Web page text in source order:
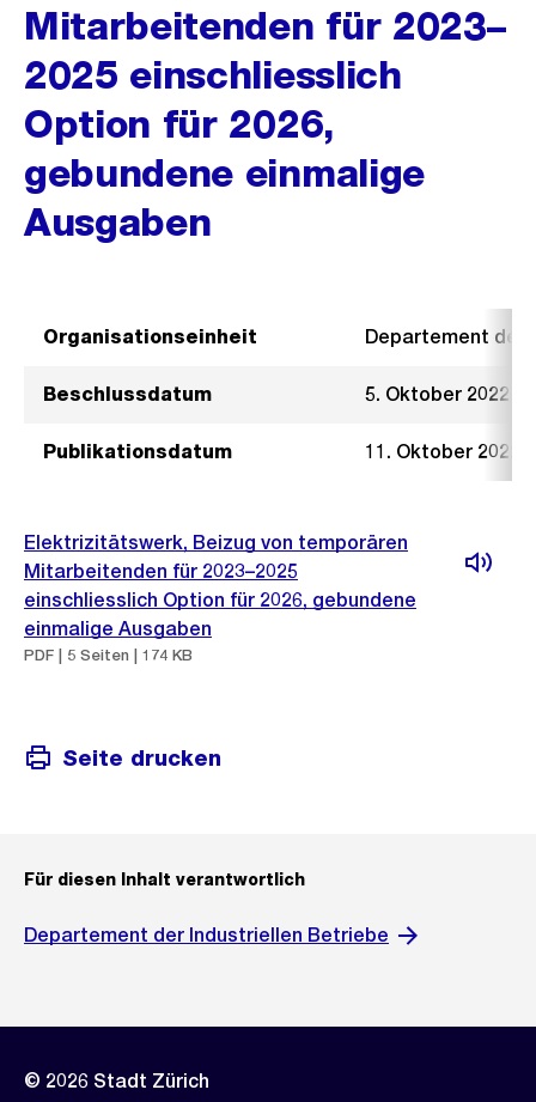
Mitarbeitenden für 2023–
2025 einschliesslich
Option für 2026,
gebundene einmalige
Ausgaben
Organisationseinheit Departement der
Beschlussdatum 5. Oktober 2022
Publikationsdatum 11. Oktober 2022
Elektrizitätswerk, Beizug von temporären
Mitarbeitenden für 2023–2025
einschliesslich Option für 2026, gebundene
einmalige Ausgaben
PDF | 5 Seiten | 174 KB
Seite drucken
Für diesen Inhalt verantwortlich
Departement der Industriellen Betriebe
© 2026 Stadt Zürich